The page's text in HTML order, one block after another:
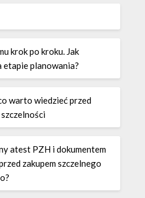
krok po kroku. Jak
etapie planowania?
warto wiedzieć przed
atest PZH i dokumentem
zakupem szczelnego